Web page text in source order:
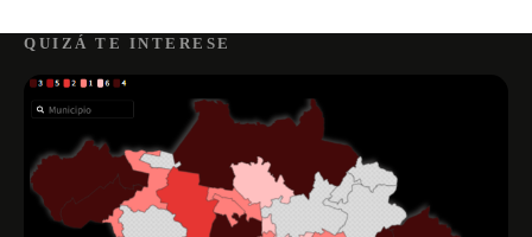
QUIZÁ TE INTERESE